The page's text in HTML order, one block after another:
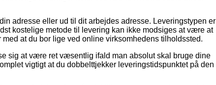
adresse eller ud til dit arbejdes adresse. Leveringstypen er
kostelige metode til levering kan ikke modsiges at være at
at du bor lige ved online virksomhedens tilholdssted.
sig at være ret væsentlig ifald man absolut skal bruge dine
vigtigt at du dobbelttjekker leveringstidspunktet på den